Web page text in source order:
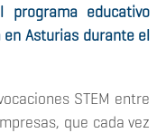
educativo
Asturias durante el
STEM entre
que cada vez